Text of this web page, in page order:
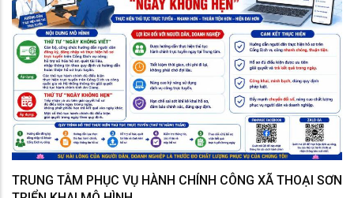
TRUNG TÂM PHỤC VỤ HÀNH CHÍNH CÔNG XÃ THOẠI SƠN